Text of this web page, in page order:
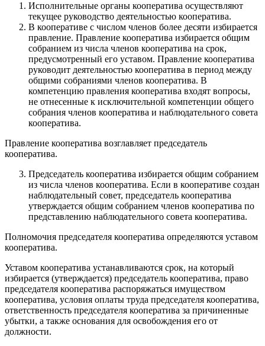
Исполнительные органы кооператива осуществляют
текущее руководство деятельностью кооператива.
В кооперативе с числом членов более десяти избирается
правление. Правление кооператива избирается общим
собранием из числа членов кооператива на срок,
предусмотренный его уставом. Правление кооператива
руководит деятельностью кооператива в период между
общими собраниями членов кооператива. В
компетенцию правления кооператива входят вопросы,
не отнесенные к исключительной компетенции общего
собрания членов кооператива и наблюдательного совета
кооператива.
Правление кооператива возглавляет председатель
кооператива.
Председатель кооператива избирается общим собранием
из числа членов кооператива. Если в кооперативе создан
наблюдательный совет, председатель кооператива
утверждается общим собранием членов кооператива по
представлению наблюдательного совета кооператива.
Полномочия председателя кооператива определяются уставом
кооператива.
Уставом кооператива устанавливаются срок, на который
избирается (утверждается) председатель кооператива, право
председателя кооператива распоряжаться имуществом
кооператива, условия оплаты труда председателя кооператива,
ответственность председателя кооператива за причиненные
убытки, а также основания для освобождения его от
должности.